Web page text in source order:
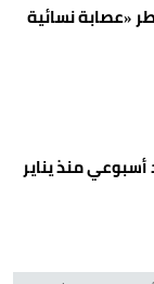
30 عاماً لأخطر «عصابة نسائية
منذ يناير